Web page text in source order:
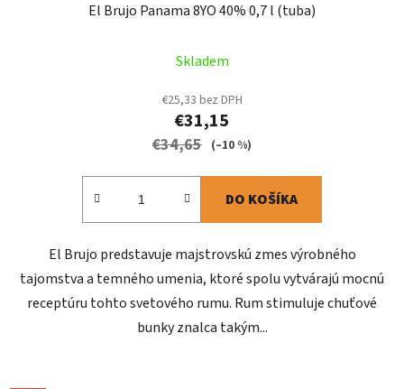
El Brujo Panama 8YO 40% 0,7 l (tuba)
Skladem
€25,33 bez DPH
€31,15
€34,65 (–10 %)
DO KOŠÍKA
El Brujo predstavuje majstrovskú zmes výrobného
tajomstva a temného umenia, ktoré spolu vytvárajú mocnú
receptúru tohto svetového rumu. Rum stimuluje chuťové
bunky znalca takým...